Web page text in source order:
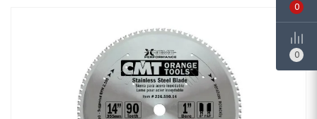
0
0